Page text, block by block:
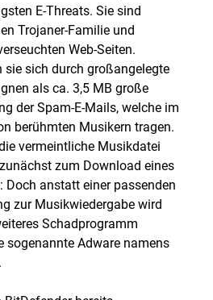
E-Threats. Sie sind
Trojaner-Familie und
Web-Seiten.
sich durch großangelegte
als ca. 3,5 MB große
der Spam-E-Mails, welche im
berühmten Musikern tragen.
vermeintliche Musikdatei
zum Download eines
Doch anstatt einer passenden
zur Musikwiedergabe wird
Schadprogramm
sogenannte Adware namens